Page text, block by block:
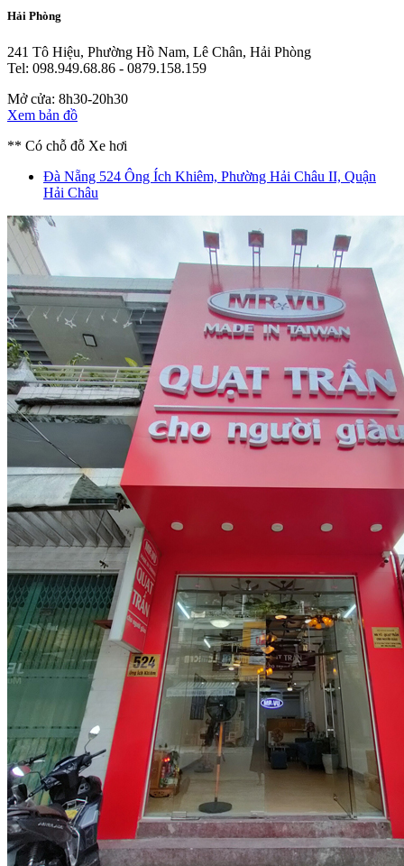
Hải Phòng
241 Tô Hiệu, Phường Hồ Nam, Lê Chân, Hải Phòng
Tel: 098.949.68.86 - 0879.158.159
Mở cửa: 8h30-20h30
Xem bản đồ
** Có chỗ đỗ Xe hơi
Đà Nẵng 524 Ông Ích Khiêm, Phường Hải Châu II, Quận
Hải Châu